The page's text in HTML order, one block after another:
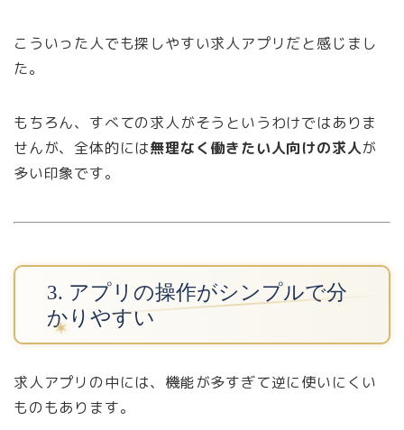
こういった人でも探しやすい求人アプリだと感じまし
た。
もちろん、すべての求人がそうというわけではありま
せんが、全体的には無理なく働きたい人向けの求人が
多い印象です。
3. アプリの操作がシンプルで分
かりやすい
求人アプリの中には、機能が多すぎて逆に使いにくい
ものもあります。